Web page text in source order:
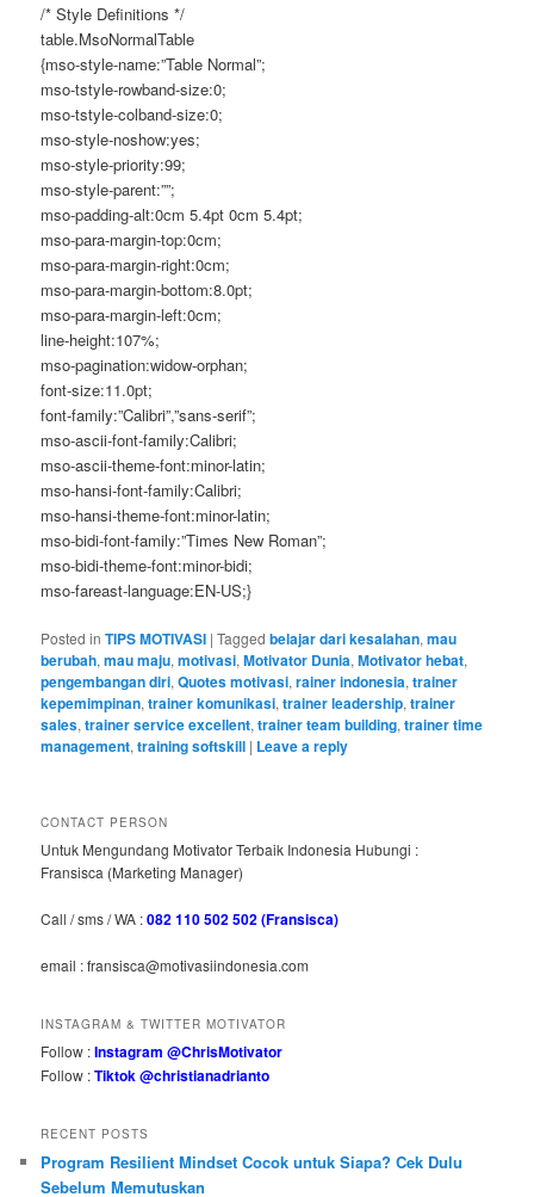
/* Style Definitions */
table.MsoNormalTable
{mso-style-name:”Table Normal”;
mso-tstyle-rowband-size:0;
mso-tstyle-colband-size:0;
mso-style-noshow:yes;
mso-style-priority:99;
mso-style-parent:””;
mso-padding-alt:0cm 5.4pt 0cm 5.4pt;
mso-para-margin-top:0cm;
mso-para-margin-right:0cm;
mso-para-margin-bottom:8.0pt;
mso-para-margin-left:0cm;
line-height:107%;
mso-pagination:widow-orphan;
font-size:11.0pt;
font-family:”Calibri”,”sans-serif”;
mso-ascii-font-family:Calibri;
mso-ascii-theme-font:minor-latin;
mso-hansi-font-family:Calibri;
mso-hansi-theme-font:minor-latin;
mso-bidi-font-family:”Times New Roman”;
mso-bidi-theme-font:minor-bidi;
mso-fareast-language:EN-US;}
Posted in TIPS MOTIVASI |Tagged belajar dari kesalahan,mau
berubah,mau maju,motivasi,Motivator Dunia,Motivator hebat,
pengembangan diri,Quotes motivasi,rainer indonesia,trainer
kepemimpinan,trainer komunikasi,trainer leadership,trainer
sales,trainer service excellent,trainer team building,trainer time
management,training softskill | Leave a reply
CONTACT PERSON
Untuk Mengundang Motivator Terbaik Indonesia Hubungi :
Fransisca (Marketing Manager)
Call / sms / WA :082 110 502 502 (Fransisca)
email : fransisca@motivasiindonesia.com
INSTAGRAM & TWITTER MOTIVATOR
Follow :Instagram @ChrisMotivator
Follow :Tiktok @christianadrianto
RECENT POSTS
Program Resilient Mindset Cocok untuk Siapa? Cek Dulu
Sebelum Memutuskan